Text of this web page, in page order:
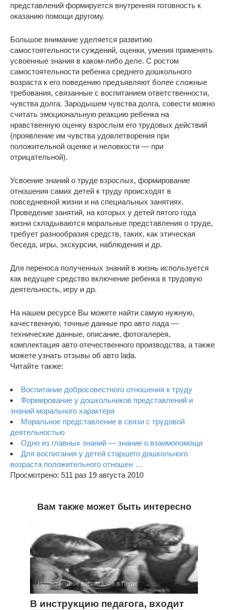
представлений формируется внутренняя готовность к
оказанию помощи другому.
Большое внимание уделяется развитию
самостоятельности суждений, оценки, умения применять
усвоенные знания в каком-либо деле. С ростом
самостоятельности ребенка среднего дошкольного
возраста к его поведению предъявляют более сложные
требования, связанные с воспитанием ответственности,
чувства долга. Зародышем чувства долга, совести можно
считать эмоциональную реакцию ребенка на
нравственную оценку взрослым его трудовых действий
(проявление им чувства удовлетворения при
положительной оценке и неловкости — при
отрицательной).
Усвоение знаний о труде взрослых, формирование
отношения самих детей к труду происходят в
повседневной жизни и на специальных занятиях.
Проведение занятий, на которых у детей пятого года
жизни складываются моральные представления о труде,
требует разнообразия средств, таких, как этическая
беседа, игры, экскурсии, наблюдения и др.
Для переноса полученных знаний в жизнь используется
как ведущее средство включение ребенка в трудовую
деятельность, игру и др.
На нашем ресурсе Вы можете найти самую нужную,
качественную, точные данные про авто лада —
технические данные, описание, фотогалерея,
комплектация авто отечественного производства, а также
можете узнать отзывы об авто lada.
Читайте также:
Воспитание добросовестного отношения к труду
Формирование у дошкольников представлений и
знаний морального характера
Моральное представление в связи с трудовой
деятельностью
Одно из главных знаний — знание о взаимопомощи
Для воспитания у детей старшего дошкольного
возраста положительного отношен …
Просмотрено: 511 раз 19 августа 2010
Вам также может быть интересно
Нравственное воспитание в труде
В инструкцию педагога, входит